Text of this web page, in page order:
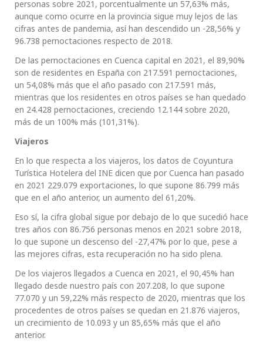
personas sobre 2021, porcentualmente un 57,63% más,
aunque como ocurre en la provincia sigue muy lejos de las
cifras antes de pandemia, así han descendido un -28,56% y
96.738 pernoctaciones respecto de 2018.
De las pernoctaciones en Cuenca capital en 2021, el 89,90%
son de residentes en España con 217.591 pernoctaciones,
un 54,08% más que el año pasado con 217.591 más,
mientras que los residentes en otros países se han quedado
en 24.428 pernoctaciones, creciendo 12.144 sobre 2020,
más de un 100% más (101,31%).
Viajeros
En lo que respecta a los viajeros, los datos de Coyuntura
Turística Hotelera del INE dicen que por Cuenca han pasado
en 2021 229.079 exportaciones, lo que supone 86.799 más
que en el año anterior, un aumento del 61,20%.
Eso sí, la cifra global sigue por debajo de lo que sucedió hace
tres años con 86.756 personas menos en 2021 sobre 2018,
lo que supone un descenso del -27,47% por lo que, pese a
las mejores cifras, esta recuperación no ha sido plena.
De los viajeros llegados a Cuenca en 2021, el 90,45% han
llegado desde nuestro país con 207.208, lo que supone
77.070 y un 59,22% más respecto de 2020, mientras que los
procedentes de otros países se quedan en 21.876 viajeros,
un crecimiento de 10.093 y un 85,65% más que el año
anterior.